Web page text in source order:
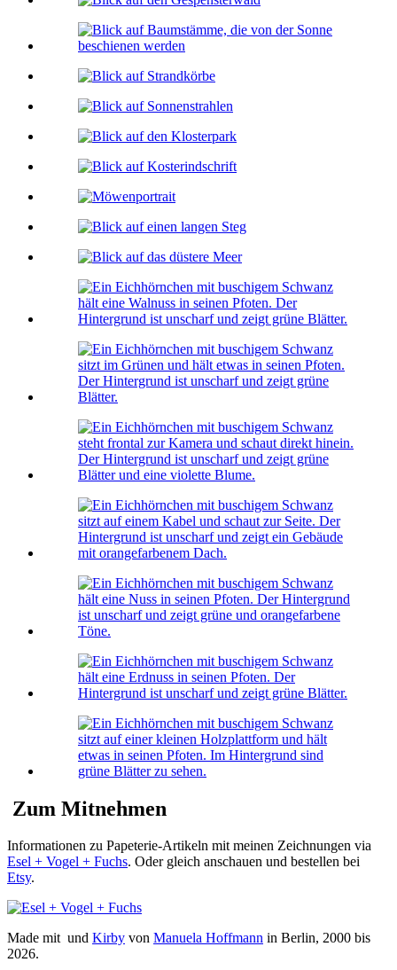
Zum Mitnehmen
Informationen zu Papeterie-Artikeln mit meinen Zeichnungen via
Esel + Vogel + Fuchs. Oder gleich anschauen und bestellen bei
Etsy.
Made mit und Kirby von Manuela Hoffmann in Berlin, 2000 bis
2026.